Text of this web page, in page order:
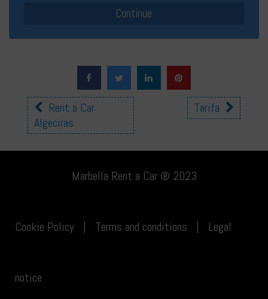
Other
locations
Rent a Car
Algeciras
Tarifa
Marbella Rent a Car ® 2023
Cookie Policy | Terms and conditions | Legal
notice